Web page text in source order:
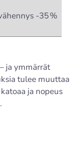
‑35 %
ja ymmärrät
tulee muuttaa
ja nopeus